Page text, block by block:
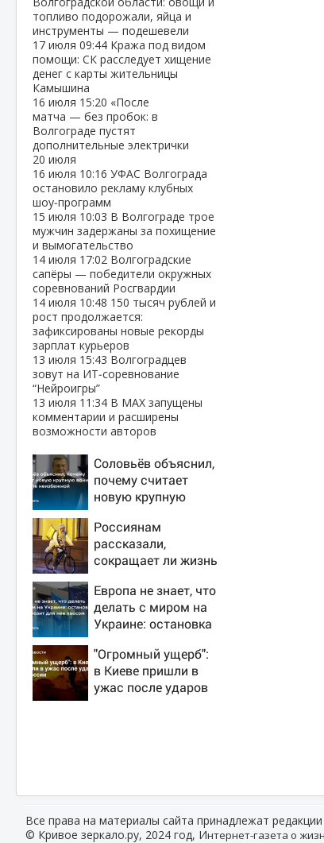
топливо подорожали, яйца и
инструменты — подешевели
17 июля 09:44 Кража под видом
помощи: СК расследует хищение
денег с карты жительницы
Камышина
16 июля 15:20 «После
матча — без пробок: в
Волгограде пустят
дополнительные электрички
20 июля
16 июля 10:16 УФАС Волгограда
остановило рекламу клубных
шоу‑программ
15 июля 10:03 В Волгограде трое
мужчин задержаны за похищение
и вымогательство
14 июля 17:02 Волгоградские
сапёры — победители окружных
соревнований Росгвардии
14 июля 10:48 150 тысяч рублей и
рост продолжается:
зафиксированы новые рекорды
зарплат курьеров
13 июля 15:43 Волгоградцев
зовут на ИТ‑соревнование
“Нейроигры”
13 июля 11:34 В МАХ запущены
комментарии и расширены
возможности авторов
Соловьёв объяснил,
почему считает
новую крупную
неизбежной
Россиянам
рассказали,
сокращает ли жизнь
Европа не знает, что
делать с миром на
Украине: остановка
хаосом
"Огромный ущерб":
в Киеве пришли в
ужас после ударов
Все права на материалы сайта принадлежат
© Кривое зеркало.ру, 2024 год, Интернет-газета о